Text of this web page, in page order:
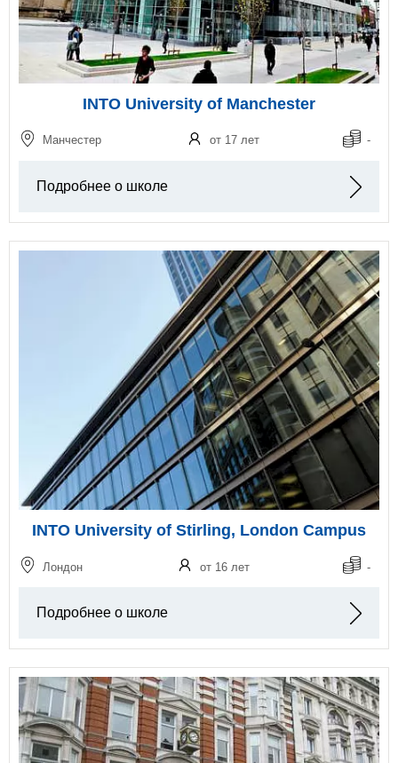
INTO University of Manchester
Манчестер от 17 лет -
Подробнее о школе
INTO University of Stirling, London Campus
Лондон от 16 лет -
Подробнее о школе